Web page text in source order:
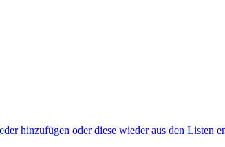
hinzufügen oder diese wieder aus den Listen